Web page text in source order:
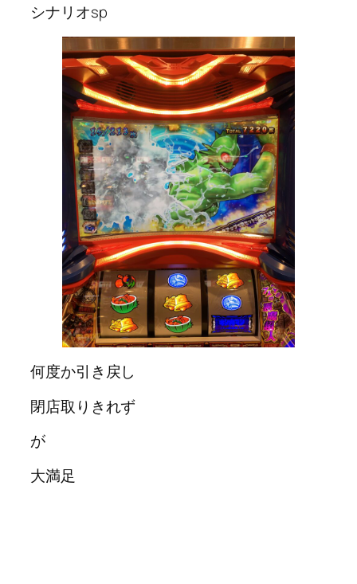
シナリオsp
何度か引き戻し
閉店取りきれず
が
大満足